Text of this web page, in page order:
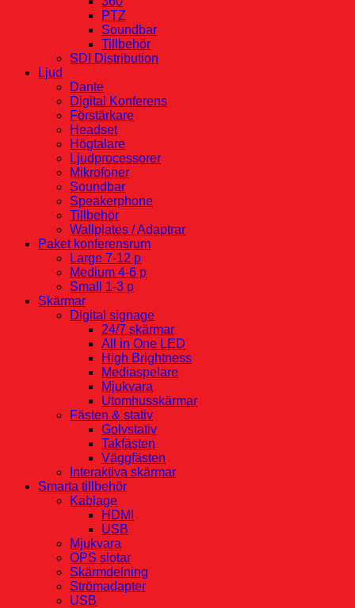
PTZ
Soundbar
Tillbehör
SDI Distribution
Ljud
Dante
Digital Konferens
Förstärkare
Headset
Högtalare
Ljudprocessorer
Mikrofoner
Soundbar
Speakerphone
Tillbehör
Wallplates / Adaptrar
Paket konferensrum
Large 7-12 p
Medium 4-6 p
Small 1-3 p
Skärmar
Digital signage
24/7 skärmar
All in One LED
High Brightness
Mediaspelare
Mjukvara
Utomhusskärmar
Fästen & stativ
Golvstativ
Takfästen
Väggfästen
Interaktiva skärmar
Smarta tillbehör
Kablage
HDMI
USB
Mjukvara
OPS slotar
Skärmdelning
Strömadapter
USB